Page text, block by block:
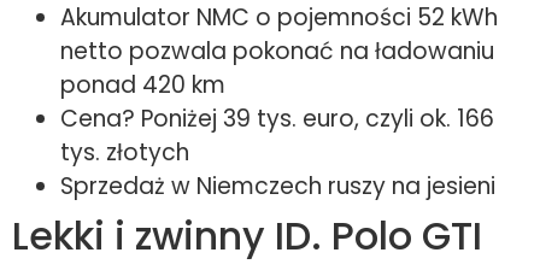
Akumulator NMC o pojemności 52 kWh
netto pozwala pokonać na ładowaniu
ponad 420 km
Cena? Poniżej 39 tys. euro, czyli ok. 166
tys. złotych
Sprzedaż w Niemczech ruszy na jesieni
Lekki i zwinny ID. Polo GTI